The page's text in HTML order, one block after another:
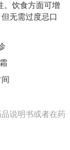
。饮食方面可增
无需过度忌口
说明书或者在药